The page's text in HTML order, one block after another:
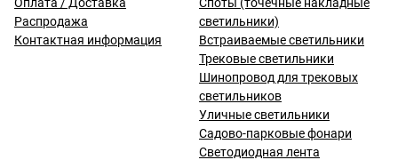
Распродажа
Контактная информация
светильники)
Встраиваемые светильники
Трековые светильники
Шинопровод для трековых
светильников
Уличные светильники
Садово-парковые фонари
Светодиодная лента